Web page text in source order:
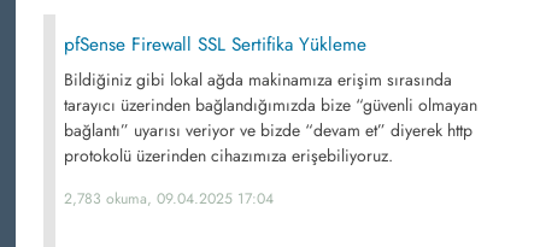
pfSense Firewall SSL Sertifika Yükleme
Bildiğiniz gibi lokal ağda makinamıza erişim sırasında
tarayıcı üzerinden bağlandığımızda bize “güvenli olmayan
bağlantı” uyarısı veriyor ve bizde “devam et” diyerek http
protokolü üzerinden cihazımıza erişebiliyoruz.
2,783 okuma, 09.04.2025 17:04